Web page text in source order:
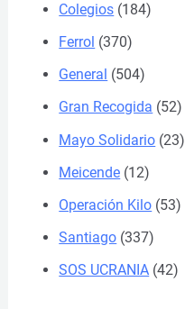
Colegios (184)
Ferrol (370)
General (504)
Gran Recogida (52)
Mayo Solidario (23)
Meicende (12)
Operación Kilo (53)
Santiago (337)
SOS UCRANIA (42)